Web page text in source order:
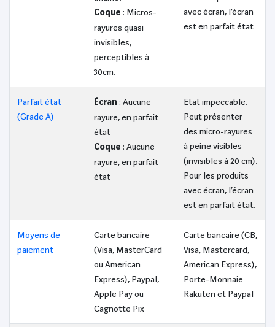
Coque : Micros-
rayures quasi
invisibles,
perceptibles à
30cm.
avec écran, l’écran
est en parfait état
Parfait état
(Grade A)
Écran : Aucune
rayure, en parfait
état
Coque : Aucune
rayure, en parfait
état
Etat impeccable.
Peut présenter
des micro-rayures
à peine visibles
(invisibles à 20 cm).
Pour les produits
avec écran, l’écran
est en parfait état.
Moyens de
paiement
Carte bancaire
(Visa, MasterCard
ou American
Express), Paypal,
Apple Pay ou
Cagnotte Pix
Carte bancaire (CB,
Visa, Mastercard,
American Express),
Porte-Monnaie
Rakuten et Paypal